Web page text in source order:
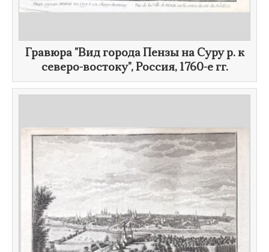
Гравюра "Вид города Пензы на Суру р. к
северо-востоку", Россия, 1760-е гг.